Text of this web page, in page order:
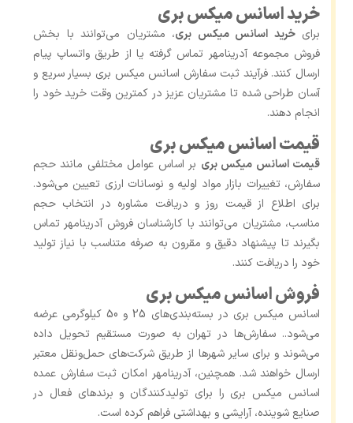
خرید اسانس میکس بری
برایخرید اسانس میکس بری، مشتریان می‌توانند با بخش
فروش مجموعه آدرینامهر تماس گرفته یا از طریق واتساپ پیام
ارسال کنند. فرآیند ثبت سفارش اسانس میکس بری بسیار سریع و
آسان طراحی شده تا مشتریان عزیز در کمترین وقت خرید خود را
انجام دهند.
قیمت اسانس میکس بری
قیمت اسانس میکس بری بر اساس عوامل مختلفی مانند حجم
سفارش، تغییرات بازار مواد اولیه و نوسانات ارزی تعیین می‌شود.
برای اطلاع از قیمت روز و دریافت مشاوره در انتخاب حجم
مناسب، مشتریان می‌توانند با کارشناسان فروش آدرینامهر تماس
بگیرند تا پیشنهاد دقیق و مقرون ‌به ‌صرفه متناسب با نیاز تولید
خود را دریافت کنند.
فروش اسانس میکس بری
اسانس میکس بری در بسته‌بندی‌های 25 و 50 کیلوگرمی عرضه
می‌شود.. سفارش‌ها در تهران به‌ صورت مستقیم تحویل داده
می‌شوند و برای سایر شهرها از طریق شرکت‌های حمل‌ونقل معتبر
ارسال خواهند شد. همچنین، آدرینامهر امکان ثبت سفارش عمده
اسانس میکس بری را برای تولیدکنندگان و برندهای فعال در
صنایع شوینده، آرایشی و بهداشتی فراهم کرده است.